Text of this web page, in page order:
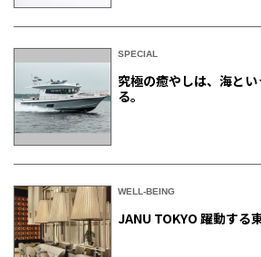
SPECIAL
究極の癒やしは、海と
る。
WELL-BEING
JANU TOKYO 躍動する